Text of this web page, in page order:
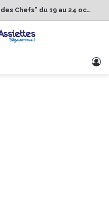
1er Édition de “La Semaine des Chefs” du 19 au 24 octobre 2026